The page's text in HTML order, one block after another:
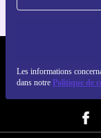
Les informations
dans notre Politique de